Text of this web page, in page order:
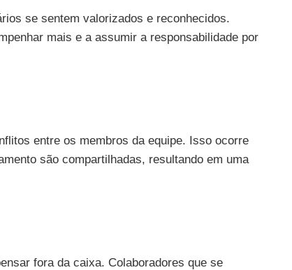
se sentem valorizados e reconhecidos.
mais e a assumir a responsabilidade por
entre os membros da equipe. Isso ocorre
são compartilhadas, resultando em uma
fora da caixa. Colaboradores que se